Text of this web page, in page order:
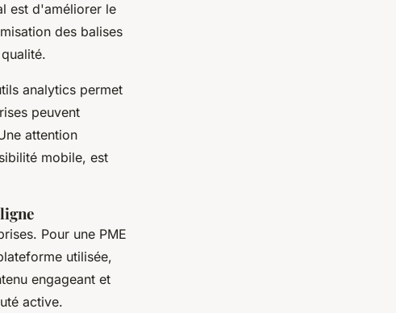
est d'améliorer le
des balises
analytics permet
peuvent
attention
mobile, est
Pour une PME
utilisée,
engageant et
active.